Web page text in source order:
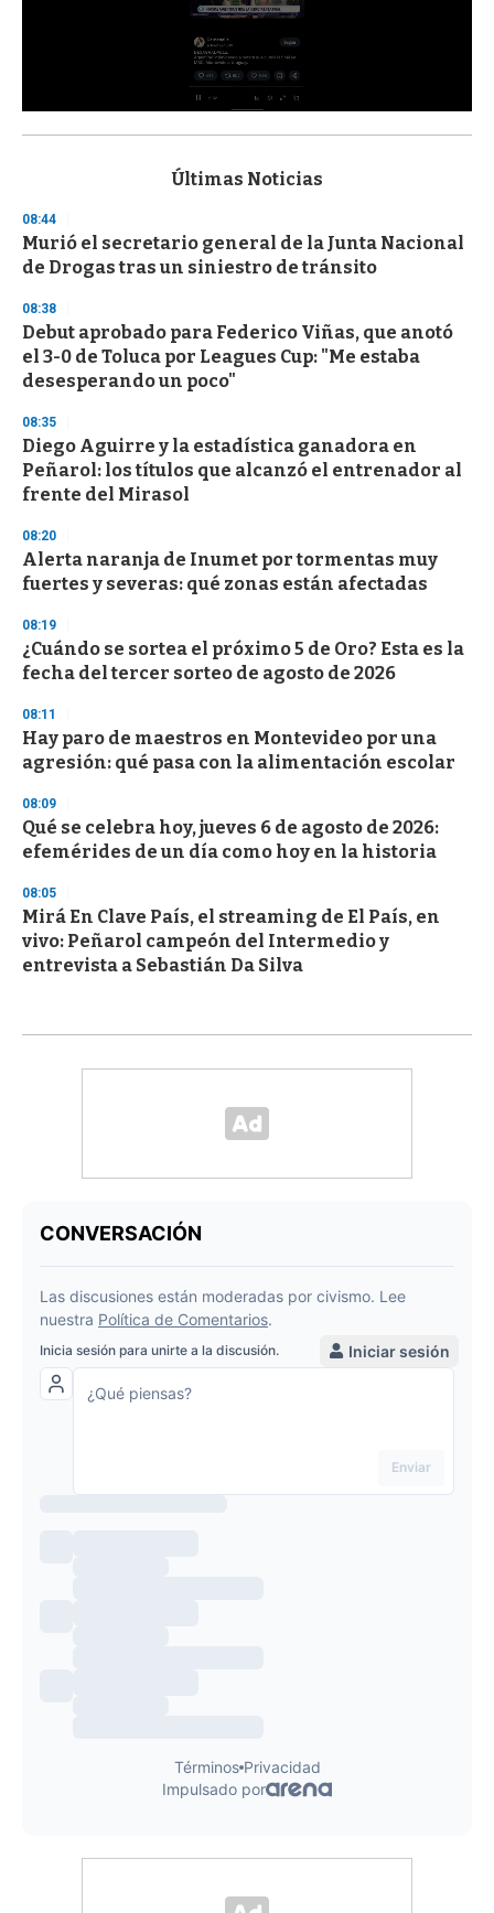
s
d
s
o
f
3
s
c
o
d
s
Últimas Noticias
08:44
Murió el secretario general de la Junta Nacional
de Drogas tras un siniestro de tránsito
08:38
Debut aprobado para Federico Viñas, que anotó
el 3-0 de Toluca por Leagues Cup: "Me estaba
desesperando un poco"
08:35
Diego Aguirre y la estadística ganadora en
Peñarol: los títulos que alcanzó el entrenador al
frente del Mirasol
08:20
Alerta naranja de Inumet por tormentas muy
fuertes y severas: qué zonas están afectadas
08:19
¿Cuándo se sortea el próximo 5 de Oro? Esta es la
fecha del tercer sorteo de agosto de 2026
08:11
Hay paro de maestros en Montevideo por una
agresión: qué pasa con la alimentación escolar
08:09
Qué se celebra hoy, jueves 6 de agosto de 2026:
efemérides de un día como hoy en la historia
08:05
Mirá En Clave País, el streaming de El País, en
vivo: Peñarol campeón del Intermedio y
entrevista a Sebastián Da Silva